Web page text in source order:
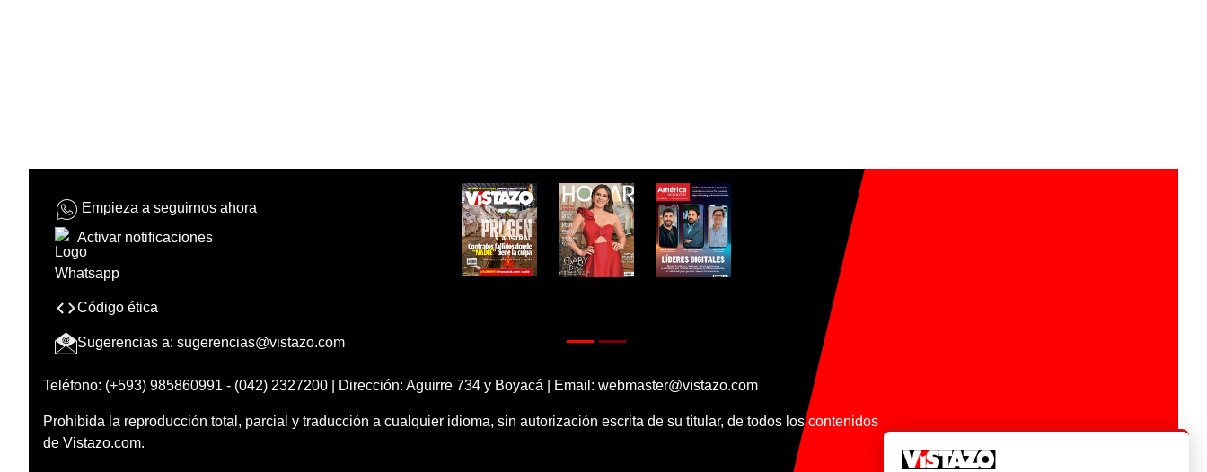
Empieza a seguirnos ahora
Activar notificaciones
Código ética
Sugerencias a: sugerencias@vistazo.com
Teléfono: (+593) 985860991 - (042) 2327200 | Dirección: Aguirre 734 y Boyacá | Email: webmaster@vistazo.com
Prohibida la reproducción total, parcial y traducción a cualquier idioma, sin autorización escrita de su titular, de todos los contenidos
de Vistazo.com.